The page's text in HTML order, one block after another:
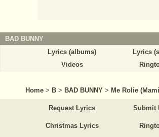
BAD BUNNY
Lyrics (albums)
Lyrics
Videos
Home > B > BAD BUNNY > Me Rolie
Request Lyrics Submit
Christmas Lyrics